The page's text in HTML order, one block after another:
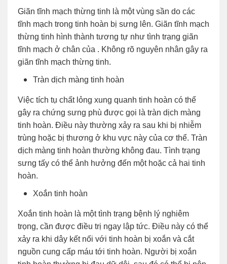
Giãn tĩnh mạch thừng tinh là một vùng sần do các
tĩnh mạch trong tinh hoàn bị sưng lên. Giãn tĩnh mạch
thừng tinh hình thành tương tự như tình trạng giãn
tĩnh mạch ở chân của . Không rõ nguyên nhân gây ra
giãn tĩnh mạch thừng tinh.
Tràn dịch màng tinh hoàn
Việc tích tụ chất lỏng xung quanh tinh hoàn có thể
gây ra chứng sưng phù được gọi là tràn dịch màng
tinh hoàn. Điều này thường xảy ra sau khi bị nhiễm
trùng hoặc bị thương ở khu vực này của cơ thể. Tràn
dịch màng tinh hoàn thường không đau. Tình trạng
sưng tấy có thể ảnh hưởng đến một hoặc cả hai tinh
hoàn.
Xoắn tinh hoàn
Xoắn tinh hoàn là một tình trạng bệnh lý nghiêm
trọng, cần được điều trị ngay lập tức. Điều này có thể
xảy ra khi dây kết nối với tinh hoàn bị xoắn và cắt
nguồn cung cấp máu tới tinh hoàn. Người bị xoắn